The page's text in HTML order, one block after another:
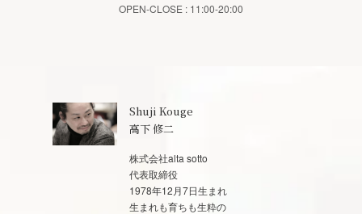
OPEN-CLOSE : 11:00-20:00
Shuji Kouge
高下 修二
株式会社alta sotto
代表取締役
1978年12月7日生まれ
生まれも育ちも生粋の